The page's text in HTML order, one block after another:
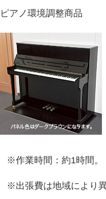
ピアノ環境調整商品
※作業時間：約1時間。
※出張費は地域により